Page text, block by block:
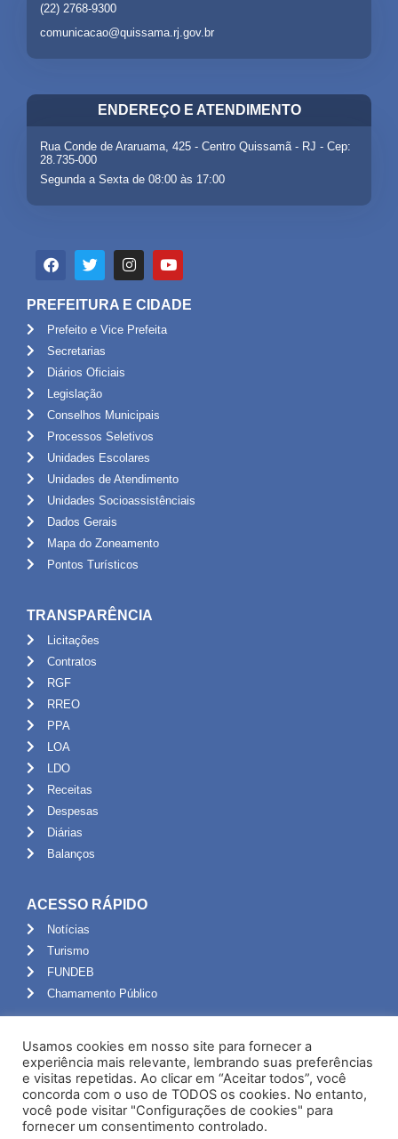
(22) 2768-9300
comunicacao@quissama.rj.gov.br
ENDEREÇO E ATENDIMENTO
Rua Conde de Araruama, 425 - Centro Quissamã - RJ - Cep:
28.735-000
Segunda a Sexta de 08:00 às 17:00
PREFEITURA E CIDADE
Prefeito e Vice Prefeita
Secretarias
Diários Oficiais
Legislação
Conselhos Municipais
Processos Seletivos
Unidades Escolares
Unidades de Atendimento
Unidades Socioassistênciais
Dados Gerais
Mapa do Zoneamento
Pontos Turísticos
TRANSPARÊNCIA
Licitações
Contratos
RGF
RREO
PPA
LOA
LDO
Receitas
Despesas
Diárias
Balanços
ACESSO RÁPIDO
Notícias
Turismo
FUNDEB
Chamamento Público
Portal do Servidor
Webmail
Administração
Usamos cookies em nosso site para fornecer a
experiência mais relevante, lembrando suas preferências
e visitas repetidas. Ao clicar em “Aceitar todos”, você
concorda com o uso de TODOS os cookies. No entanto,
você pode visitar "Configurações de cookies" para
fornecer um consentimento controlado.